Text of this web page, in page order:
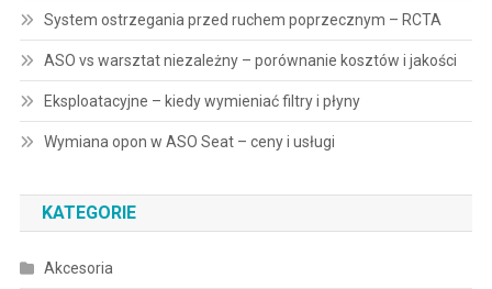
System ostrzegania przed ruchem poprzecznym – RCTA
ASO vs warsztat niezależny – porównanie kosztów i jakości
Eksploatacyjne – kiedy wymieniać filtry i płyny
Wymiana opon w ASO Seat – ceny i usługi
KATEGORIE
Akcesoria